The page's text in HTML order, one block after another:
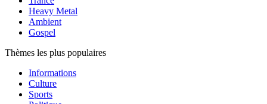
Heavy Metal
Ambient
Gospel
Thèmes les plus populaires
Informations
Culture
Sports